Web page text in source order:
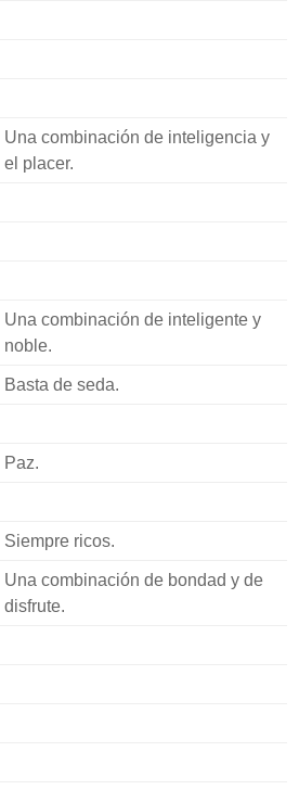
Una combinación de inteligencia y
el placer.
Una combinación de inteligente y
noble.
Basta de seda.
Paz.
Siempre ricos.
Una combinación de bondad y de
disfrute.